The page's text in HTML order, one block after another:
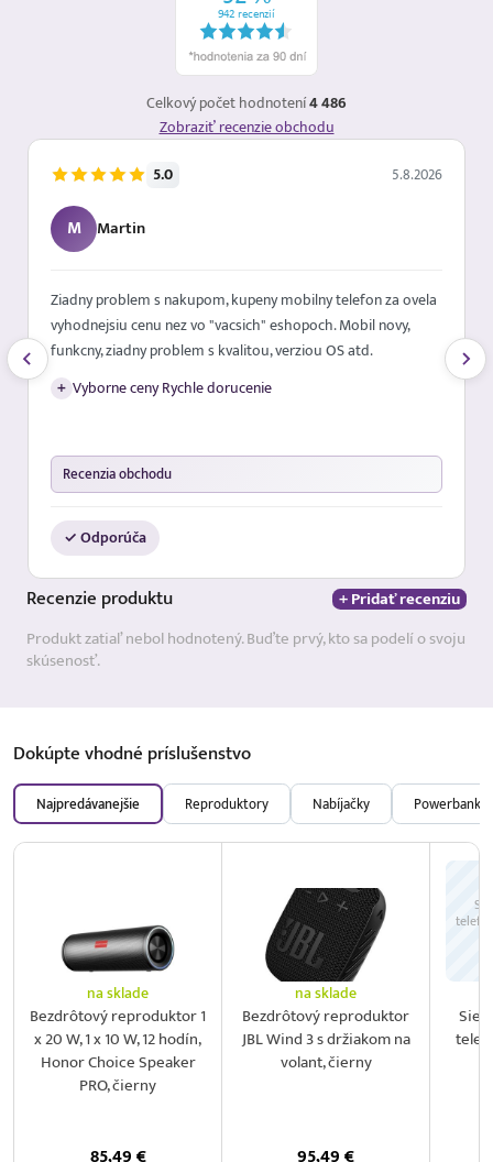
Celkový počet hodnotení4 486
Zobraziť recenzie obchodu
5.0 5.8.2026
M Martin
Ziadny problem s nakupom, kupeny mobilny telefon za ovela
vyhodnejsiu cenu nez vo "vacsich" eshopoch. Mobil novy,
funkcny, ziadny problem s kvalitou, verziou OS atd.
+ Vyborne ceny Rychle dorucenie
Recenzia obchodu
✓ Odporúča
Recenzie produktu
+ Pridať recenziu
Produkt zatiaľ nebol hodnotený. Buďte prvý, kto sa podelí o svoju
skúsenosť.
Dokúpte vhodné príslušenstvo
Najpredávanejšie Reproduktory Nabíjačky Powerbanky
na sklade
Bezdrôtový reproduktor 1
x 20 W, 1 x 10 W, 12 hodín,
Honor Choice Speaker
PRO, čierny
na sklade
Bezdrôtový reproduktor
JBL Wind 3 s držiakom na
volant, čierny